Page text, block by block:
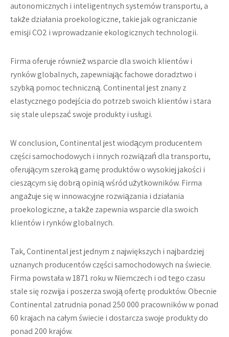
autonomicznych i inteligentnych systemów transportu, a
także działania proekologiczne, takie jak ograniczanie
emisji CO2 i wprowadzanie ekologicznych technologii.
Firma oferuje również wsparcie dla swoich klientów i
rynków globalnych, zapewniając fachowe doradztwo i
szybką pomoc techniczną. Continental jest znany z
elastycznego podejścia do potrzeb swoich klientów i stara
się stale ulepszać swoje produkty i usługi.
W conclusion, Continental jest wiodącym producentem
części samochodowych i innych rozwiązań dla transportu,
oferującym szeroką gamę produktów o wysokiej jakości i
cieszącym się dobrą opinią wśród użytkowników. Firma
angażuje się w innowacyjne rozwiązania i działania
proekologiczne, a także zapewnia wsparcie dla swoich
klientów i rynków globalnych.
Tak, Continental jest jednym z największych i najbardziej
uznanych producentów części samochodowych na świecie.
Firma powstała w 1871 roku w Niemczech i od tego czasu
stale się rozwija i poszerza swoją ofertę produktów. Obecnie
Continental zatrudnia ponad 250 000 pracowników w ponad
60 krajach na całym świecie i dostarcza swoje produkty do
ponad 200 krajów.